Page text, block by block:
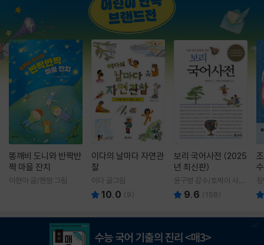
똥깨비 도니와 반짝반
짝 마을 잔치
이현아 글/핸짱 그림
이다의 날마다 자연관
찰
이다 글그림
10.0 (9)
보리 국어사전 (2025
년 최신판)
윤구병 감수/토박이 사전
편찬실 편
9.6 (158)